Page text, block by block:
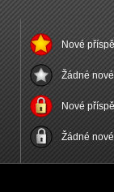
Nové
Žádné
Nové
Žádné